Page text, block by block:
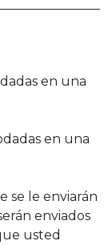
en una
en una
se le enviarán
enviados
usted